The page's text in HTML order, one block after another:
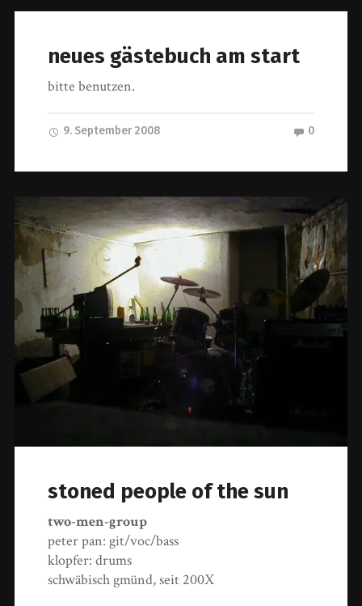
neues gästebuch am start
bitte benutzen.
9. September 2008 0
stoned people of the sun
two-men-group
peter pan: git/voc/bass
klopfer: drums
schwäbisch gmünd, seit 200X